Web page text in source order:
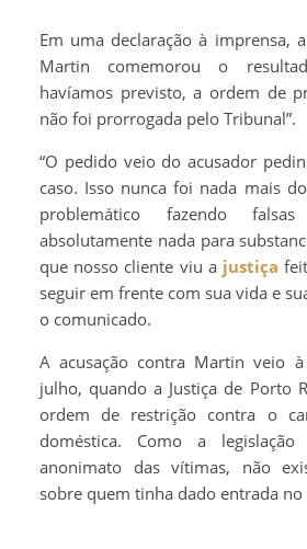
Em uma declaração à imprensa,
Martin comemorou o
havíamos previsto, a ordem de
não foi prorrogada pelo Tribunal”.
“O pedido veio do acusador
caso. Isso nunca foi nada mais
problemático fazendo
absolutamente nada para
que nosso cliente viu a justiça
seguir em frente com sua vida e
o comunicado.
A acusação contra Martin veio
julho, quando a Justiça de Porto
ordem de restrição contra o
doméstica. Como a
anonimato das vítimas, não
sobre quem tinha dado entrada no